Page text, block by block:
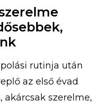
rutinja után
az első évad
akárcsak szerelme,